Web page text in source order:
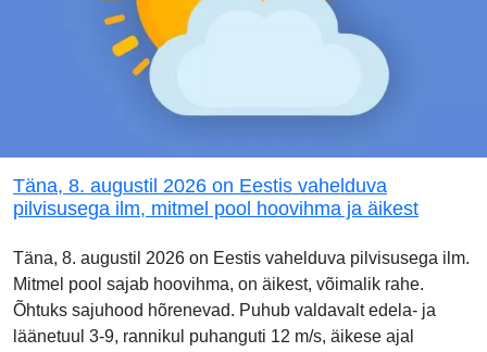
Täna, 8. augustil 2026 on Eestis vahelduva
pilvisusega ilm, mitmel pool hoovihma ja äikest
Täna, 8. augustil 2026 on Eestis vahelduva pilvisusega ilm.
Mitmel pool sajab hoovihma, on äikest, võimalik rahe.
Õhtuks sajuhood hõrenevad. Puhub valdavalt edela- ja
läänetuul 3-9, rannikul puhanguti 12 m/s, äikese ajal